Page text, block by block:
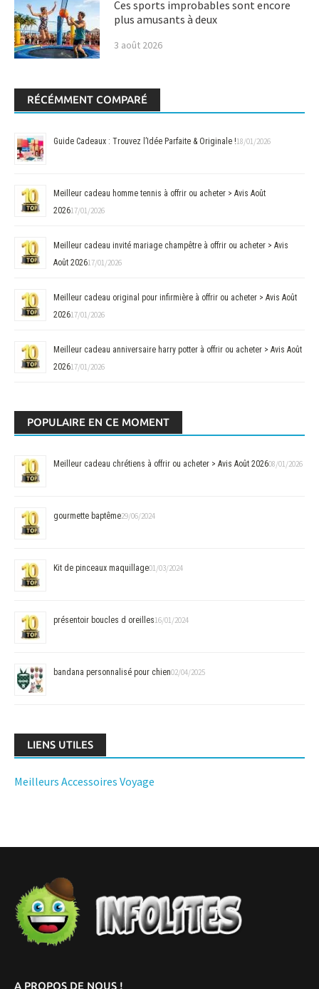
Ces sports improbables sont encore
plus amusants à deux
3 août 2026
RÉCÉMMENT COMPARÉ
Guide Cadeaux : Trouvez l’Idée Parfaite & Originale !18/01/2026
Meilleur cadeau homme tennis à offrir ou acheter > Avis Août
202617/01/2026
Meilleur cadeau invité mariage champêtre à offrir ou acheter > Avis
Août 202617/01/2026
Meilleur cadeau original pour infirmière à offrir ou acheter > Avis Août
202617/01/2026
Meilleur cadeau anniversaire harry potter à offrir ou acheter > Avis Août
202617/01/2026
POPULAIRE EN CE MOMENT
Meilleur cadeau chrétiens à offrir ou acheter > Avis Août 202608/01/2026
gourmette baptême29/06/2024
Kit de pinceaux maquillage01/03/2024
présentoir boucles d oreilles16/01/2024
bandana personnalisé pour chien02/04/2025
LIENS UTILES
Meilleurs Accessoires Voyage
A PROPOS DE NOUS !